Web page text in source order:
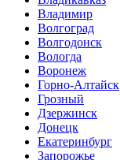
Владимир
Волгоград
Волгодонск
Вологда
Воронеж
Горно-Алтайск
Грозный
Дзержинск
Донецк
Екатеринбург
Запорожье